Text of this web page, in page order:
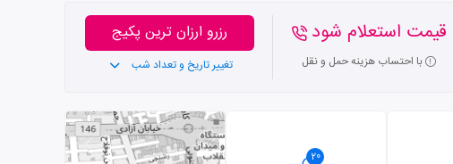
قیمت استعلام شود
با احتساب هزینه حمل و نقل
رزرو ارزان ترین پکیج
تغییر تاریخ و تعداد شب
20